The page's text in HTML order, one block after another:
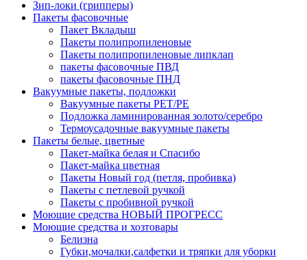
Зип-локи (грипперы)
Пакеты фасовочные
Пакет Вкладыш
Пакеты полипропиленовые
Пакеты полипропиленовые липклап
пакеты фасовочные ПВД
пакеты фасовочные ПНД
Вакуумные пакеты, подложки
Вакуумные пакеты РЕТ/РЕ
Подложка ламинированная золото/серебро
Термоусадочные вакуумные пакеты
Пакеты белые, цветные
Пакет-майка белая и Спасибо
Пакет-майка цветная
Пакеты Новый год (петля, пробивка)
Пакеты с петлевой ручкой
Пакеты с пробивной ручкой
Моющие средства НОВЫЙ ПРОГРЕСС
Моющие средства и хозтовары
Белизна
Губки,мочалки,салфетки и тряпки для уборки